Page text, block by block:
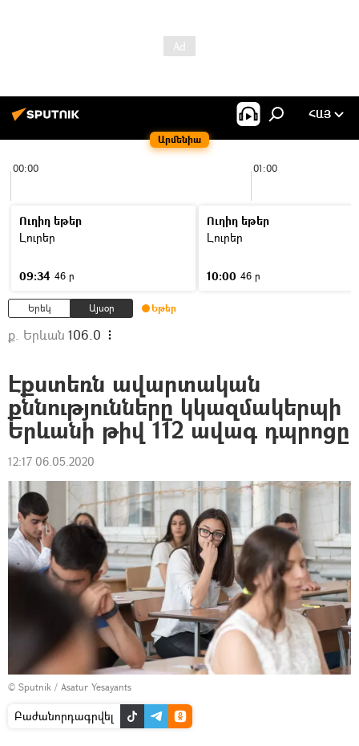
Արմենիա
ՀԱՅ
00:00 01:00
Ուղիղ եթեր
Լուրեր
09:34 46 ր
Ուղիղ եթեր
Լուրեր
10:00 46 ր
Երեկ Այսօր Եթեր
ք. Երևան 106.0
Էքստեռն ավարտական
քննությունները կկազմակերպի
Երևանի թիվ 112 ավագ դպրոցը
12:17 06.05.2020
© Sputnik / Asatur Yesayants
Բաժանորդագրվել